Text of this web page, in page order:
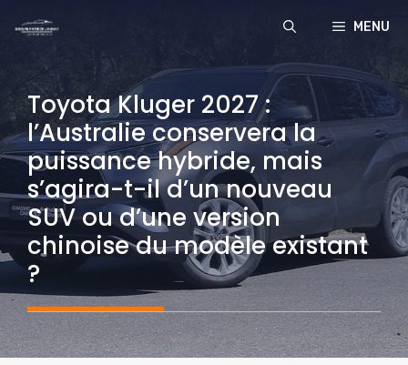
contenu
MENU
Toyota Kluger 2027 :
l’Australie conservera la
puissance hybride, mais
s’agira-t-il d’un nouveau
SUV ou d’une version
chinoise du modèle existant
?